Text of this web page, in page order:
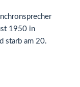
1950 in
starb am 20.